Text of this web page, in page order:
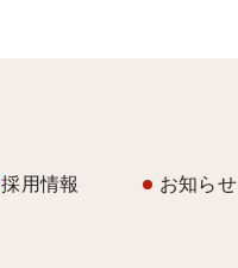
採用情報 お知らせ